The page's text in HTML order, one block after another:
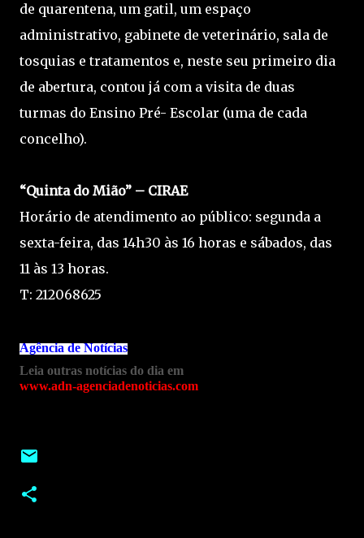
de quarentena, um gatil, um espaço
administrativo, gabinete de veterinário, sala de
tosquias e tratamentos e, neste seu primeiro dia
de abertura, contou já com a visita de duas
turmas do Ensino Pré- Escolar (uma de cada
concelho).
“Quinta do Mião” – CIRAE
Horário de atendimento ao público: segunda a
sexta-feira, das 14h30 às 16 horas e sábados, das
11 às 13 horas.
T: 212068625
Agência de Notícias
Leia outras notícias do dia em
www.adn-agenciadenoticias.com